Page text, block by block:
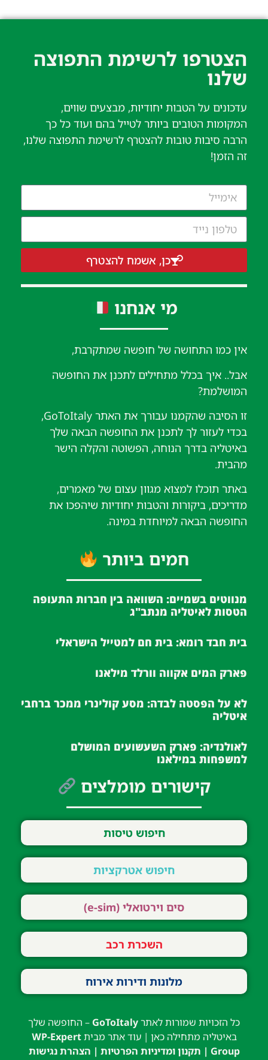
הצטרפו לרשימת התפוצה
שלנו​
עדכונים על הטבות יחודיות, מבצעים שווים,
המקומות הטובים ביותר לטייל בהם ועוד כל כך
הרבה סיבות טובות להצטרף לרשימת התפוצה שלנו,
זה הזמן!
כן, אשמח להצטרף
מי אנחנו
אין כמו התחושה של חופשה שמתקרבת,
אבל.. איך בכלל מתחילים לתכנן את החופשה
המושלמת?
זו הסיבה שהקמנו עבורך את האתר GoToItaly,
בכדי לעזור לך לתכנן את החופשה הבאה שלך
באיטליה בדרך הנוחה, הפשוטה והקלה הישר
מהבית.
באתר תוכלו למצוא מגוון עצום של מאמרים,
מדריכים, ביקורות והטבות יחודיות שיהפכו את
החופשה הבאה למיוחדת במינה.
חמים ביותר
מנווטים בשמיים: השוואה בין חברות התעופה
הטסות לאיטליה מנתב"ג
בית חבד רומא: בית חם למטייל הישראלי
פארק המים אקווה וורלד מילאנו
לא על הפסטה לבדה: מסע קולינרי ממכר ברחבי
איטליה
לאולנדיה: פארק השעשועים המושלם
למשפחות במילאנו
קישורים מומלצים
חיפוש טיסות
חיפוש אטרקציות
סים וירטואלי (e-sim)
השכרת רכב
מלונות ודירות אירוח
כל הזכויות שמורות לאתרGoToItaly– החופשה שלך
באיטליה מתחילה כאן | עוד אתר מביתWP-Expert
Group
| תקנון ומדיניות הפרטיות | הצהרת נגישות